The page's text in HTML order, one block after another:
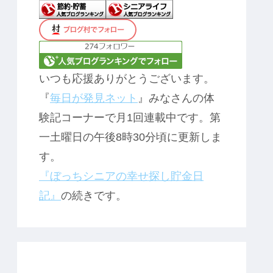
いつも応援ありがとうございます。
『毎日が発見ネット 』みなさんの体
験記コーナーで月1回連載中です。第
一土曜日の午後8時30分頃に更新しま
す。
『ぼっちシニアの幸せ探し貯金日
記』 の続きです。